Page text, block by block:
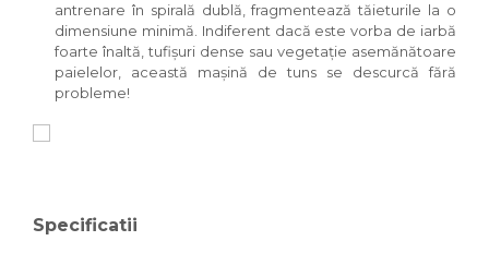
antrenare în spirală dublă, fragmentează tăieturile la o
dimensiune minimă. Indiferent dacă este vorba de iarbă
foarte înaltă, tufișuri dense sau vegetație asemănătoare
paielelor, această mașină de tuns se descurcă fără
probleme!
Specificatii